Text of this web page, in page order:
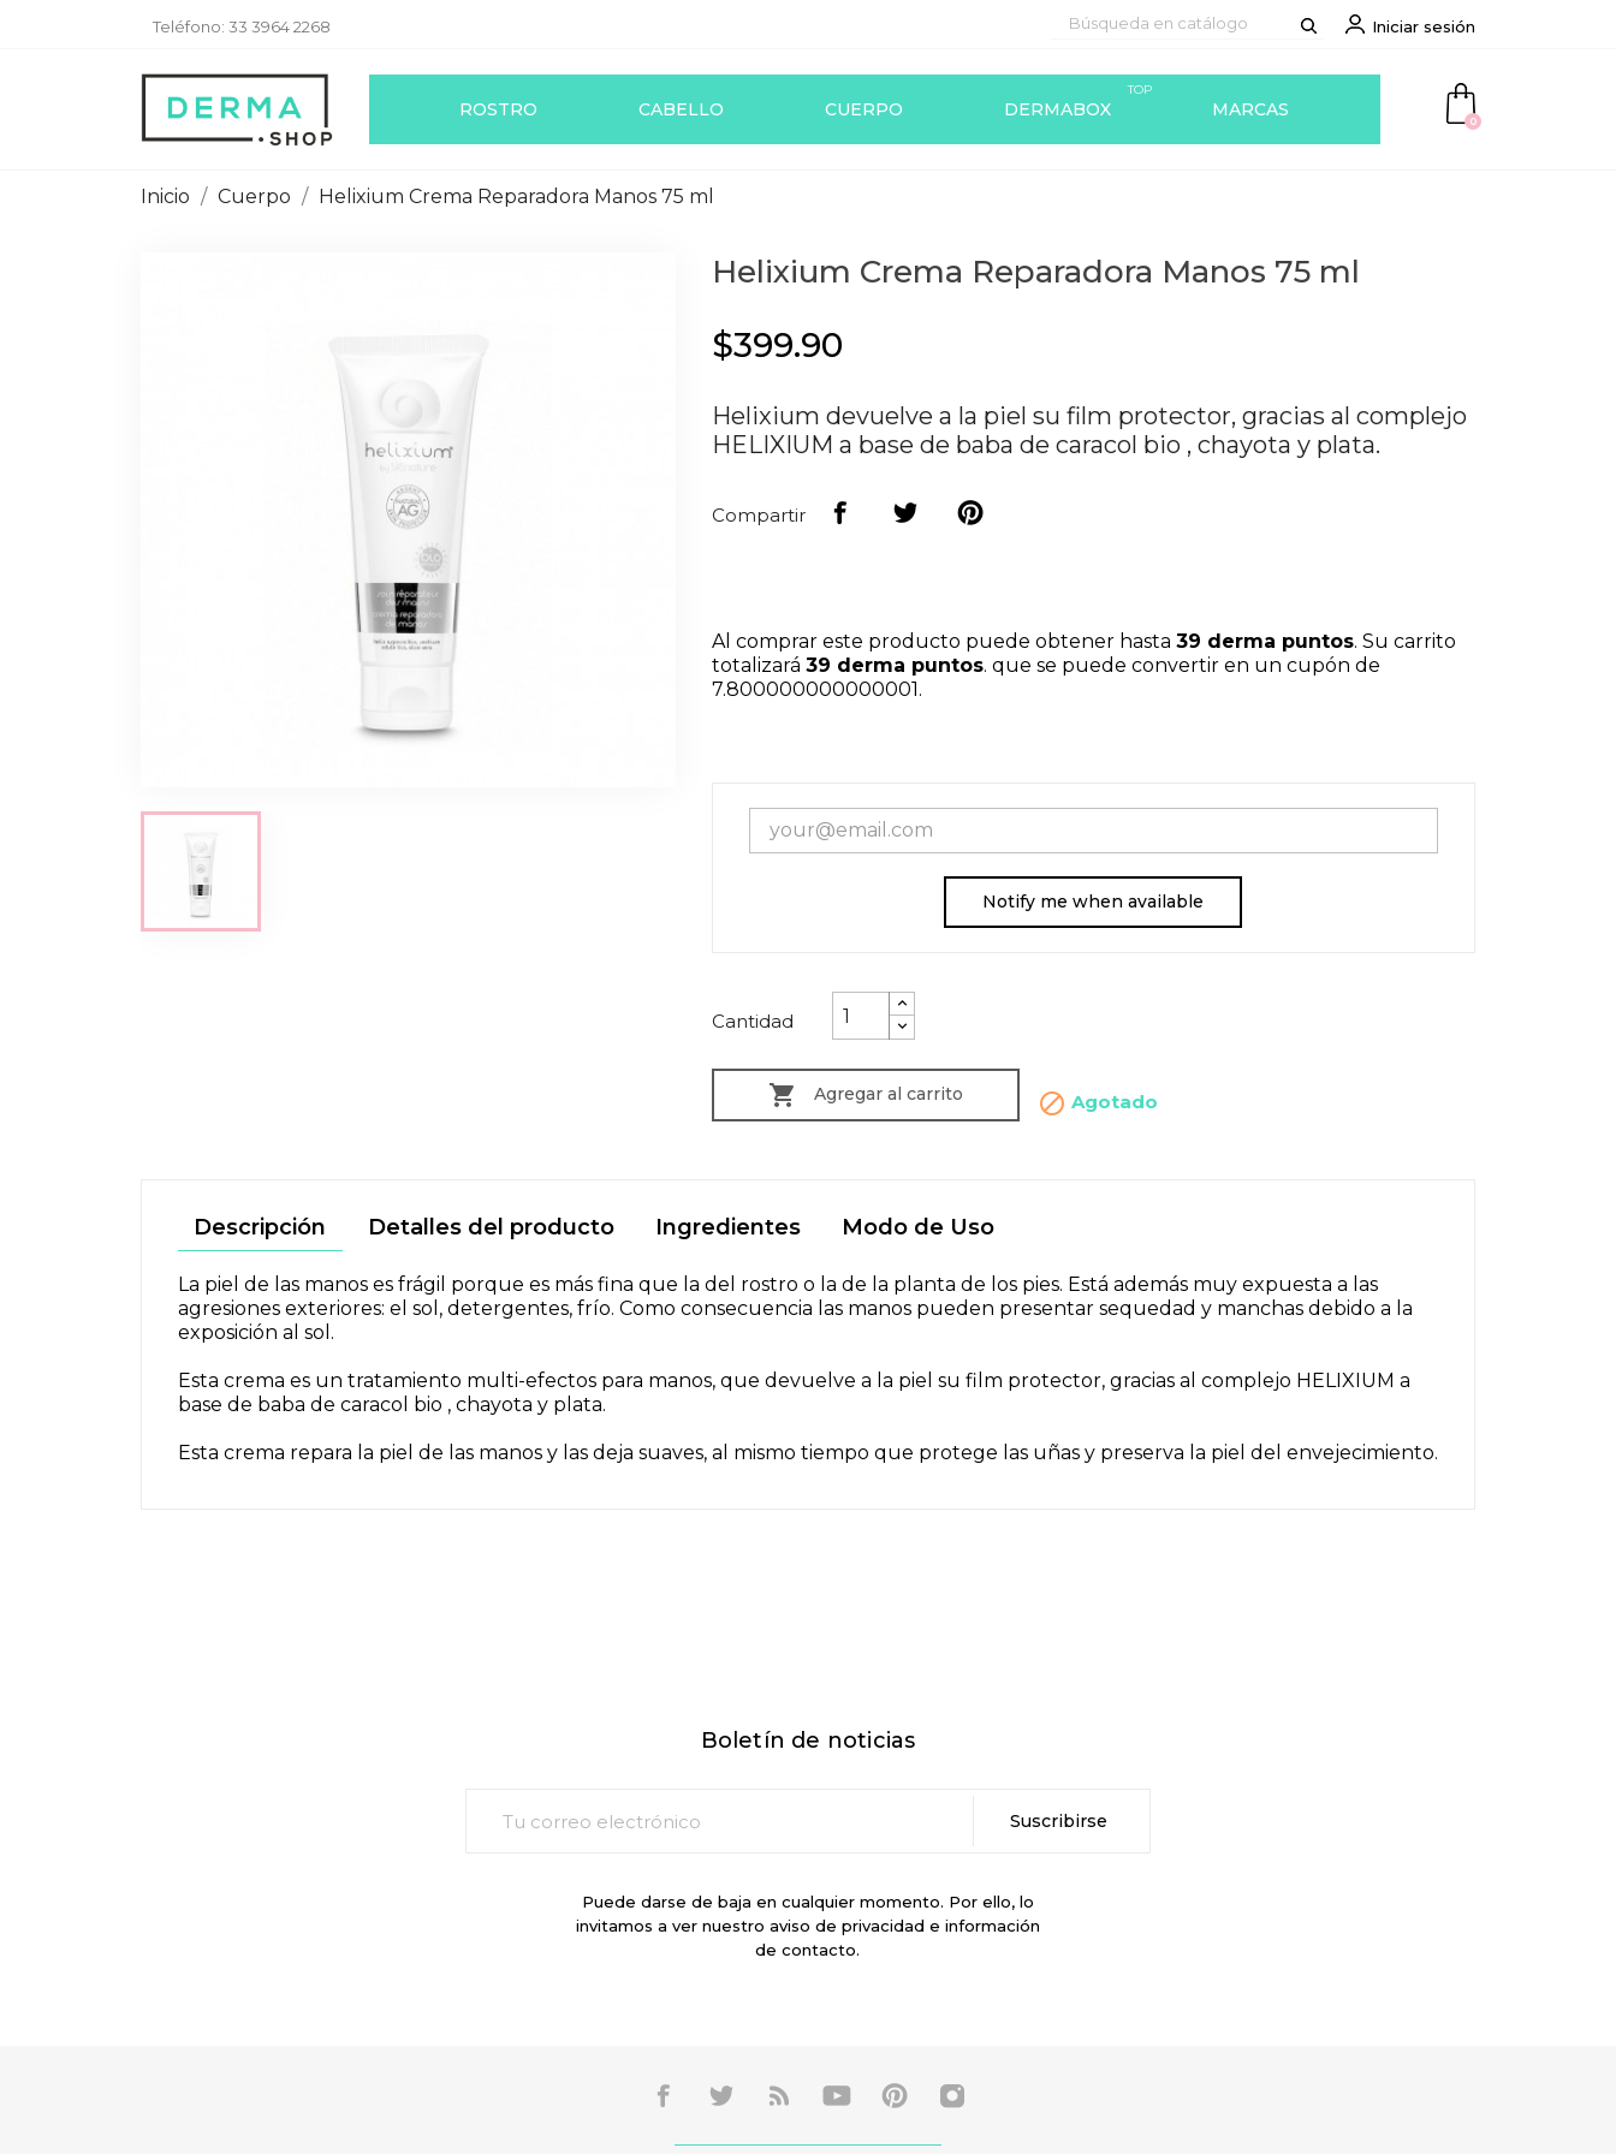
Teléfono: 33 3964 2268 Iniciar sesión
ROSTRO CABELLO CUERPO DERMABOX
TOP
MARCAS
0
Inicio Cuerpo Helixium Crema Reparadora Manos 75 ml
Helixium Crema Reparadora Manos 75 ml
$399.90
Helixium devuelve a la piel su film protector, gracias al complejo
HELIXIUM a base de baba de caracol bio , chayota y plata.
Compartir
Al comprar este producto puede obtener hasta 39 derma puntos. Su carrito
totalizará 39 derma puntos. que se puede convertir en un cupón de
7.800000000000001.
Notify me when available
Cantidad
 Agregar al carrito  Agotado
Descripción Detalles del producto Ingredientes Modo de Uso
La piel de las manos es frágil porque es más fina que la del rostro o la de la planta de los pies. Está además muy expuesta a las
agresiones exteriores: el sol, detergentes, frío. Como consecuencia las manos pueden presentar sequedad y manchas debido a la
exposición al sol.
Esta crema es un tratamiento multi-efectos para manos, que devuelve a la piel su film protector, gracias al complejo HELIXIUM a
base de baba de caracol bio , chayota y plata.
Esta crema repara la piel de las manos y las deja suaves, al mismo tiempo que protege las uñas y preserva la piel del envejecimiento.
Boletín de noticias
Puede darse de baja en cualquier momento. Por ello, lo
invitamos a ver nuestro aviso de privacidad e información
de contacto.